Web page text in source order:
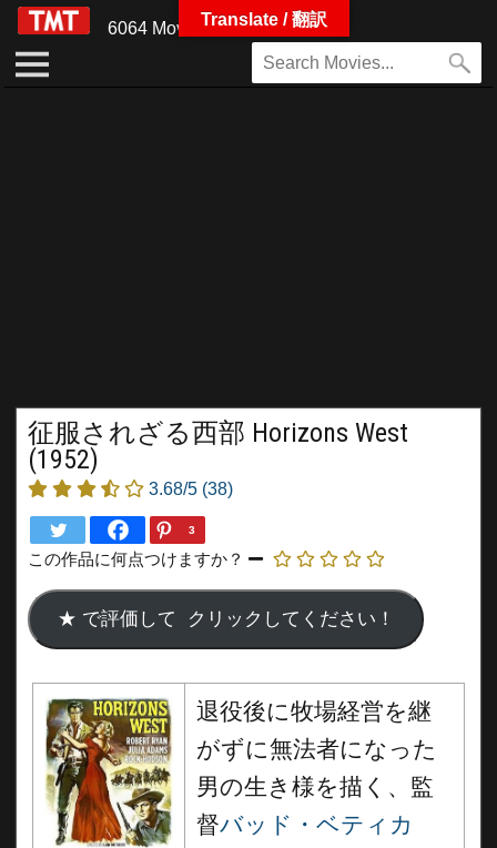
6064 Movies
征服されざる西部 Horizons West
(1952)
3.68/5 (38)
3
この作品に何点つけますか？
退役後に牧場経営を継
がずに無法者になった
男の生き様を描く、監
督バッド・ベティカ
Translate / 翻訳